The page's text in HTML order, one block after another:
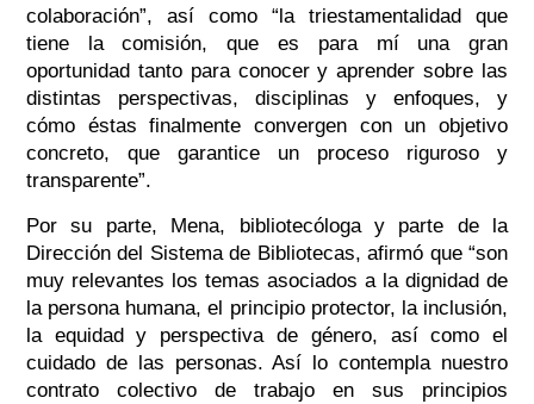
colaboración”, así como “la triestamentalidad que
tiene la comisión, que es para mí una gran
oportunidad tanto para conocer y aprender sobre las
distintas perspectivas, disciplinas y enfoques, y
cómo éstas finalmente convergen con un objetivo
concreto, que garantice un proceso riguroso y
transparente”.
Por su parte, Mena, bibliotecóloga y parte de la
Dirección del Sistema de Bibliotecas, afirmó que “son
muy relevantes los temas asociados a la dignidad de
la persona humana, el principio protector, la inclusión,
la equidad y perspectiva de género, así como el
cuidado de las personas. Así lo contempla nuestro
contrato colectivo de trabajo en sus principios